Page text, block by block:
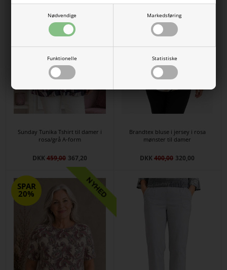
Nødvendige Markedsføring
Funktionelle Statistiske
Sunday Tunika Tshirt til damer i
rosa/grå A-form
DKK459,00 367,20
Brandtex bluse i jersey i rosa
mønster til damer
DKK400,00 320,00
SPAR
20%